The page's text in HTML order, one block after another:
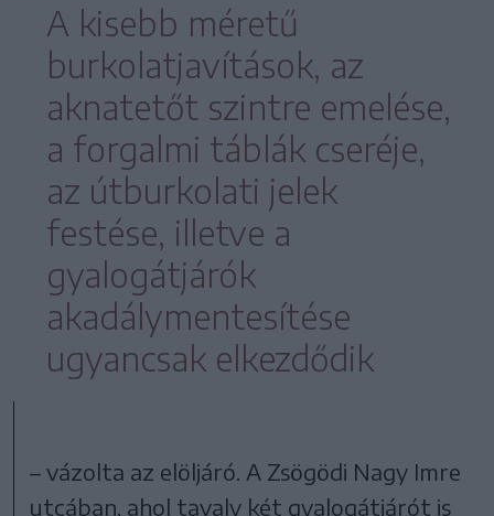
A kisebb méretű
burkolatjavítások, az
aknatetőt szintre emelése,
a forgalmi táblák cseréje,
az útburkolati jelek
festése, illetve a
gyalogátjárók
akadálymentesítése
ugyancsak elkezdődik
– vázolta az elöljáró. A Zsögödi Nagy Imre
utcában, ahol tavaly két gyalogátjárót is